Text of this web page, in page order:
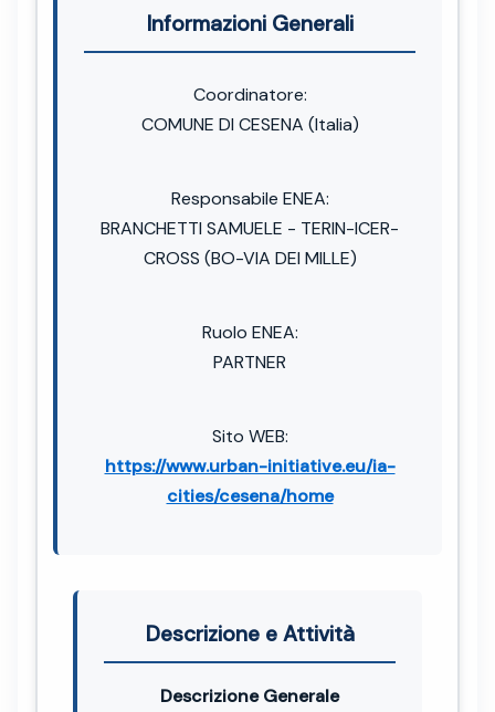
Informazioni Generali
Coordinatore:
COMUNE DI CESENA (Italia)
Responsabile ENEA:
BRANCHETTI SAMUELE - TERIN-ICER-
CROSS (BO-VIA DEI MILLE)
Ruolo ENEA:
PARTNER
Sito WEB:
https://www.urban-initiative.eu/ia-
cities/cesena/home
Descrizione e Attività
Descrizione Generale